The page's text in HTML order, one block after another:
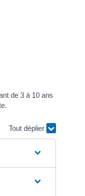
de 3 à 10 ans
Tout déplier